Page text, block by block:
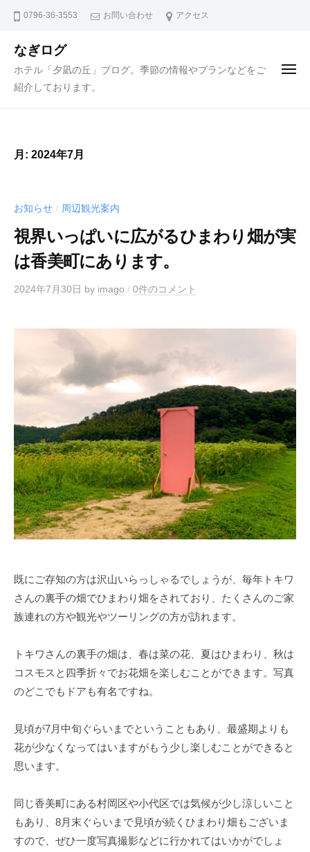
0796-36-3553 お問い合わせ アクセス
なぎログ
ホテル「夕凪の丘」ブログ。季節の情報やプランなどをご
紹介しております。
メ
月: 2024年7月
お知らせ / 周辺観光案内
視界いっぱいに広がるひまわり畑が実
は香美町にあります。
2024年7月30日 by imago / 0件のコメント
既にご存知の方は沢山いらっしゃるでしょうが、毎年トキワ
さんの裏手の畑でひまわり畑をされており、たくさんのご家
族連れの方や観光やツーリングの方が訪れます。
トキワさんの裏手の畑は、春は菜の花、夏はひまわり、秋は
コスモスと四季折々でお花畑を楽しむことができます。写真
のどこでもドアも有名ですね。
見頃が7月中旬ぐらいまでということもあり、最盛期よりも
花が少なくなってはいますがもう少し楽しむことができると
思います。
同じ香美町にある村岡区や小代区では気候が少し涼しいこと
もあり、8月末ぐらいまで見頃が続くひまわり畑もございま
すので、ぜひ一度写真撮影などに行かれてはいかがでしょ